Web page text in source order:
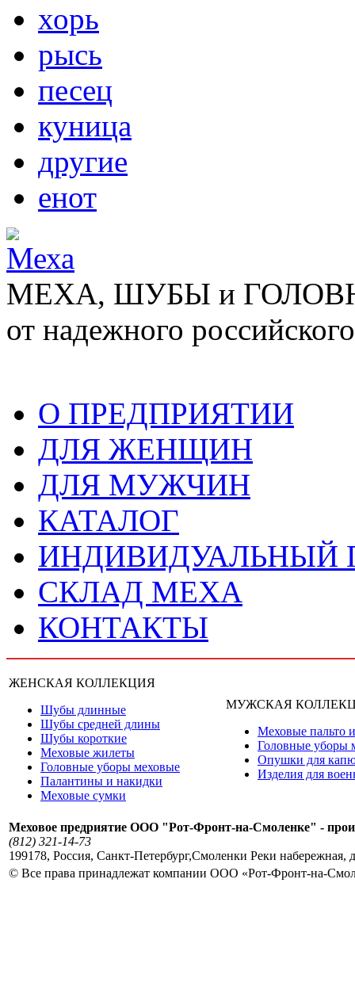
хорь
рысь
песец
куница
другие
енот
МЕХА, ШУБЫ и
от надежного
О ПРЕДПРИЯТИИ
ДЛЯ ЖЕНЩИН
ДЛЯ МУЖЧИН
КАТАЛОГ
ИНДИВИДУАЛЬНЫЙ
СКЛАД МЕХА
КОНТАКТЫ
ЖЕНСКАЯ КОЛЛЕКЦИЯ
Шубы длинные
Шубы средней длины
Шубы короткие
Меховые жилеты
Головные уборы меховые
Палантины и накидки
Меховые сумки
МУЖСКАЯ
Меховые пальто
Головные уборы
Опушки для
Изделия для
Меховое предриятие ООО "Рот-Фронт-на-Смоленке" -
(812) 321-14-73
199178, Россия, Санкт-Петербург,Смоленки Реки набережная,
© Все права принадлежат компании ООО «Рот-Фронт-на-